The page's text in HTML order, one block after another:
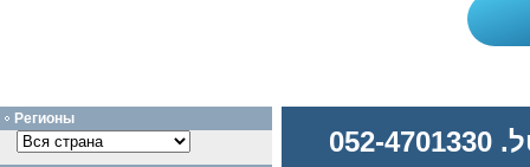
Регионы